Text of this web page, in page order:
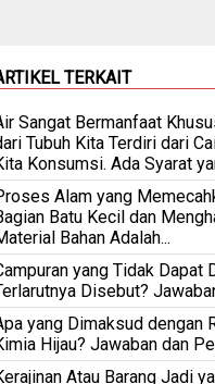
TERKAIT
Sangat Bermanfaat
Tubuh Kita Terdiri dari
Konsumsi. Ada Syarat
Alam yang
Batu Kecil dan
Bahan Adalah...
yang Tidak Dapat
Disebut?
yang Dimaksud dengan
Hijau? Jawaban dan
Atau Barang Jadi